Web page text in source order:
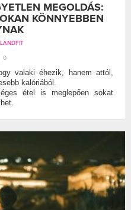
MEGOLDÁS:
KÖNNYEBBEN
0
valaki éhezik, hanem attól,
kalóriából.
étel is meglepően sokat